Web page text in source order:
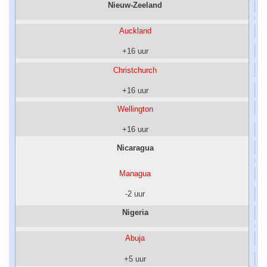
Nieuw-Zeeland
Auckland
+16 uur
Christchurch
+16 uur
Wellington
+16 uur
Nicaragua
Managua
-2 uur
Nigeria
Abuja
+5 uur